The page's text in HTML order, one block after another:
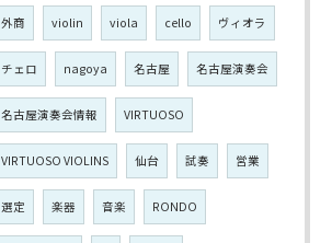
外商 violin viola cello ヴィオラ
チェロ nagoya 名古屋 名古屋演奏会
名古屋演奏会情報 VIRTUOSO
VIRTUOSO VIOLINS 仙台 試奏 営業
選定 楽器 音楽 RONDO